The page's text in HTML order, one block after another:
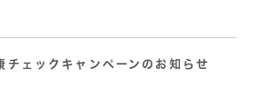
チェックキャンペーンのお知らせ